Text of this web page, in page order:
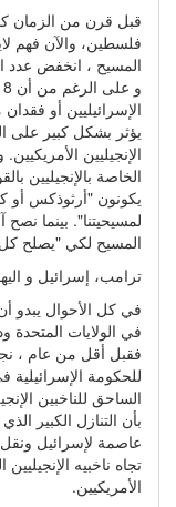
الإسرائيليين أو فقدان
يؤثر بشكل كبير على
الإنجيليين
الخاصة بالإنجيليين
يكونون "أرثوذكس أو
لمسيحيتنا". بينما نصح
المسيح لكي "يصلح كل
ترامب، إسرائيل و
في كل الأحوال يبدو أن
في الولايات المتحدة
فقبل أقل من عام ، نجح
للحكومة الإسرائيلية
الساحق للناخبين
بأن التنازل الكبير
عاصمة لإسرائيل ونقل
تجاه ناخبيه
الأمريكيين.